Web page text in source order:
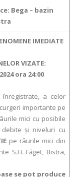
Bega – bazin
IMEDIATE
VIZATE:
ora 24:00
a celor
importante pe
mici cu posibile
și niveluri cu
pe râurile mici din
S.H. Făget, Bistra,
se pot produce